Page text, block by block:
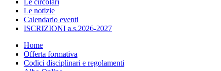
Le notizie
Calendario eventi
ISCRIZIONI a.s.2026-2027
Home
Offerta formativa
Codici disciplinari e regolamenti